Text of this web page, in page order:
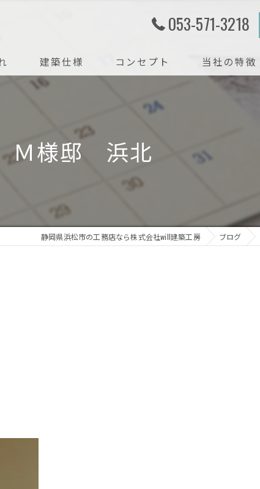
053-571-3218
建築仕様 コンセプト 当社の特徴
戸建て
リノベーション
様邸 浜北
静岡県浜松市の工務店なら株式会社will建築工房 ブログ